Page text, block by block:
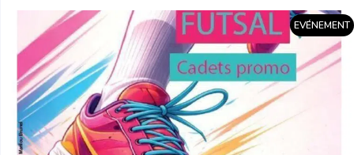
EVÉNEMENT